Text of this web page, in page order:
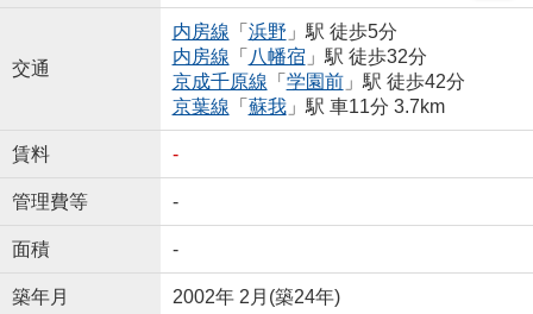
交通
内房線 「 浜野 」駅 徒歩5分
内房線 「 八幡宿 」駅 徒歩32分
京成千原線 「 学園前」駅 徒歩42分
京葉線 「 蘇我」駅 車11分 3.7km
賃料 -
管理費等 -
面積 -
築年月 2002年 2月(築24年)